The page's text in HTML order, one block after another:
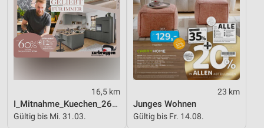
16,5 km
I_Mitnahme_Kuechen_26_ES
Gültig bis Mi. 31.03.
23 km
Junges Wohnen
Gültig bis Fr. 14.08.